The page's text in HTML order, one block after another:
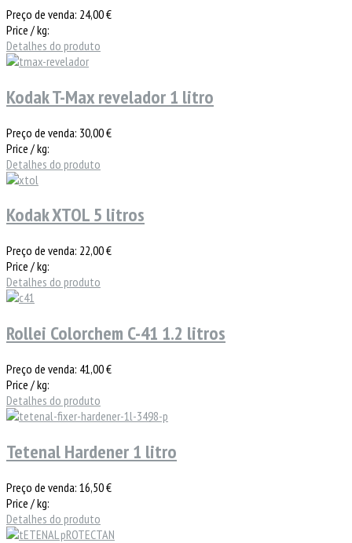
Preço de venda: 24,00 €
Price / kg:
Detalhes do produto
Kodak T-Max revelador 1 litro
Preço de venda: 30,00 €
Price / kg:
Detalhes do produto
Kodak XTOL 5 litros
Preço de venda: 22,00 €
Price / kg:
Detalhes do produto
Rollei Colorchem C-41 1.2 litros
Preço de venda: 41,00 €
Price / kg:
Detalhes do produto
Tetenal Hardener 1 litro
Preço de venda: 16,50 €
Price / kg:
Detalhes do produto